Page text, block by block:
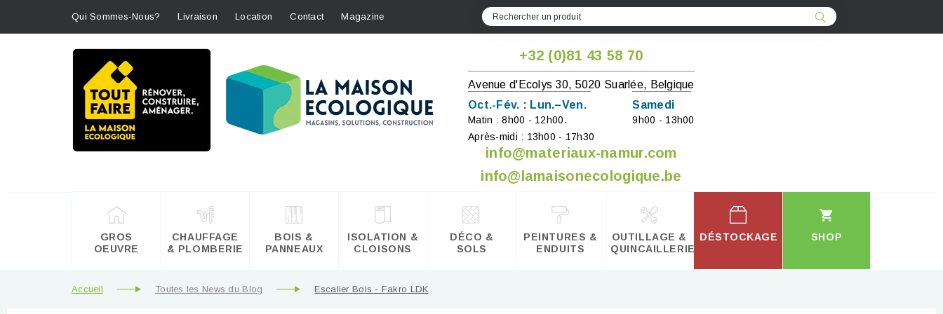
Qui Sommes-Nous? Livraison Location Contact Magazine
+32 (0)81 43 58 70
Avenue d'Ecolys 30, 5020 Suarlée, Belgique
Oct.-Fév. : Lun.–Ven.
Matin : 8h00 - 12h00.
Après-midi : 13h00 - 17h30
Samedi
9h00 - 13h00
info@materiaux-namur.com
info@lamaisonecologique.be
GROS
OEUVRE
CHAUFFAGE
& PLOMBERIE
BOIS &
PANNEAUX
ISOLATION &
CLOISONS
DÉCO &
SOLS
PEINTURES &
ENDUITS
OUTILLAGE &
QUINCAILLERIE
DÉSTOCKAGE SHOP
Accueil Toutes les News du Blog Escalier Bois - Fakro LDK